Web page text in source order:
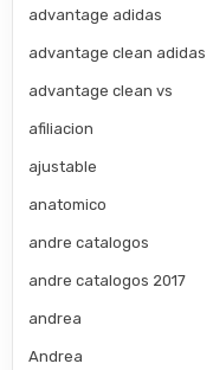
advantage adidas
advantage clean adidas
advantage clean vs
afiliacion
ajustable
anatomico
andre catalogos
andre catalogos 2017
andrea
Andrea